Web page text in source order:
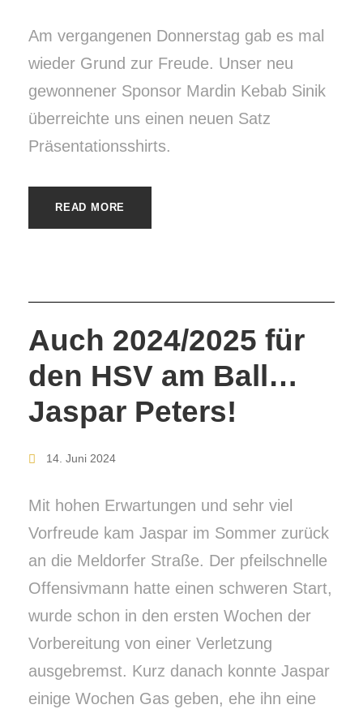
Am vergangenen Donnerstag gab es mal
wieder Grund zur Freude. Unser neu
gewonnener Sponsor Mardin Kebab Sinik
überreichte uns einen neuen Satz
Präsentationsshirts.
READ MORE
Auch 2024/2025 für
den HSV am Ball…
Jaspar Peters!
14. Juni 2024
Mit hohen Erwartungen und sehr viel
Vorfreude kam Jaspar im Sommer zurück
an die Meldorfer Straße. Der pfeilschnelle
Offensivmann hatte einen schweren Start,
wurde schon in den ersten Wochen der
Vorbereitung von einer Verletzung
ausgebremst. Kurz danach konnte Jaspar
einige Wochen Gas geben, ehe ihn eine